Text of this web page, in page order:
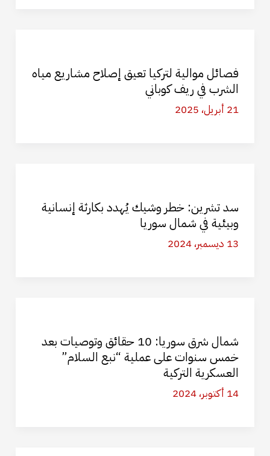
فصائل موالية لتركيا تعيق إصلاح مشاريع مياه
الشرب في ريف كوباني
21 أبريل، 2025
سد تشرين: خطر وشيك يُهدد بكارثة إنسانية
وبيئية في شمال سوريا
13 ديسمبر، 2024
شمال شرق سوريا: 10 حقائق وتوصيات بعد
خمس سنوات على عملية “نبع السلام”
العسكرية التركية
14 أكتوبر، 2024